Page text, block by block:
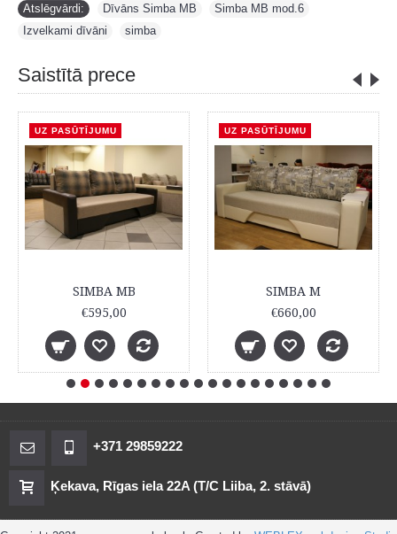
Atslēgvārdi: Dīvāns Simba MB Simba MB mod.6
Izvelkami dīvāni
simba
Saistītā prece
UZ PASŪTĪJUMU
SIMBA MB
€595,00
UZ PASŪTĪJUMU
SIMBA M
€660,00
+371 29859222
Ķekava, Rīgas iela 22A (T/C Liiba, 2. stāvā)